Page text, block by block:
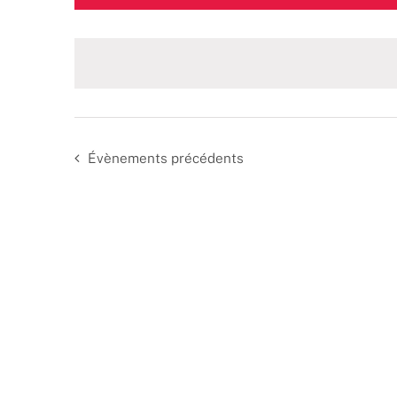
une
Évènements précédents